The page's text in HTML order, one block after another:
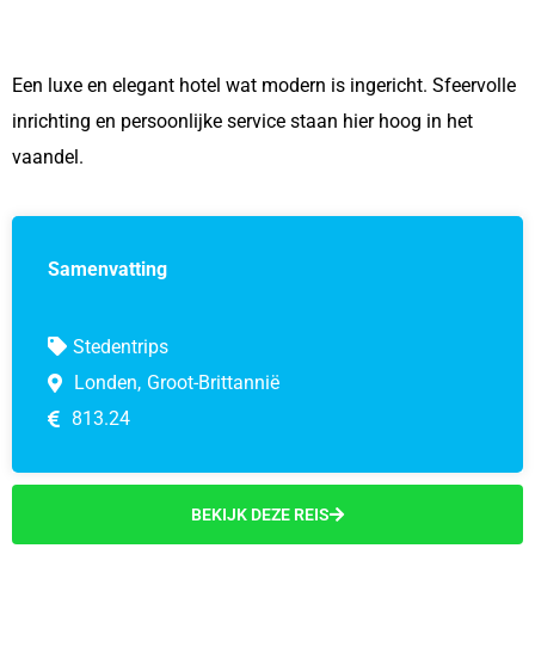
Een luxe en elegant hotel wat modern is ingericht. Sfeervolle
inrichting en persoonlijke service staan hier hoog in het
vaandel.
Samenvatting
Stedentrips
Londen, Groot-Brittannië
813.24
BEKIJK DEZE REIS